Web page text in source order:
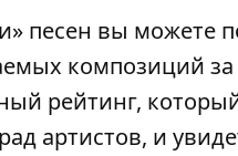
» песен вы можете
композиций за
рейтинг,
артистов, и